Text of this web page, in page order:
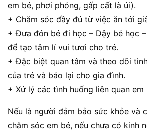
em bé, phơi phóng, gấp cất là ủi).
+ Chăm sóc đầy đủ từ việc ăn tới
+ Đưa đón bé đi học – Dậy bé học
để tạo tâm lí vui tươi cho trẻ.
+ Đặc biệt quan tâm và theo dõi
của trẻ và báo lại cho gia đình.
+ Xử lý các tình huống liên quan em
Nếu là người đảm bảo sức khỏe và
chăm sóc em bé, nếu chưa có kinh